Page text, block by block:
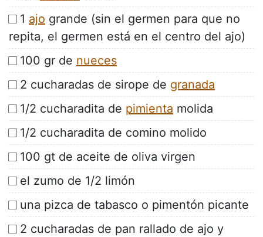
1 ajo grande (sin el germen para que no
repita, el germen está en el centro del ajo)
100 gr de nueces
2 cucharadas de sirope de granada
1/2 cucharadita de pimienta molida
1/2 cucharadita de comino molido
100 gt de aceite de oliva virgen
el zumo de 1/2 limón
una pizca de tabasco o pimentón picante
2 cucharadas de pan rallado de ajo y